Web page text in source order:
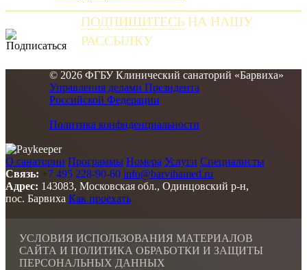
ПОДПИШИТЕСЬ НА НАШУ
РАССЫЛКУ
© 2026 ФГБУ Клинический санаторий «Барвиха»
Управления делами Президента
Российской Федерации
Политика конфиденциальности
О санатории Программы Номера Услуги Специалисты
Связь: +7 495 228-90-60 info@barvihamed.ru
Адрес: 143083, Московская обл., Одинцовский р-н,
пос. Барвиха Как проехать
УСЛОВИЯ ИСПОЛЬЗОВАНИЯ МАТЕРИАЛОВ
САЙТА И ПОЛИТИКА ОБРАБОТКИ И ЗАЩИТЫ
ПЕРСОНАЛЬНЫХ ДАННЫХ